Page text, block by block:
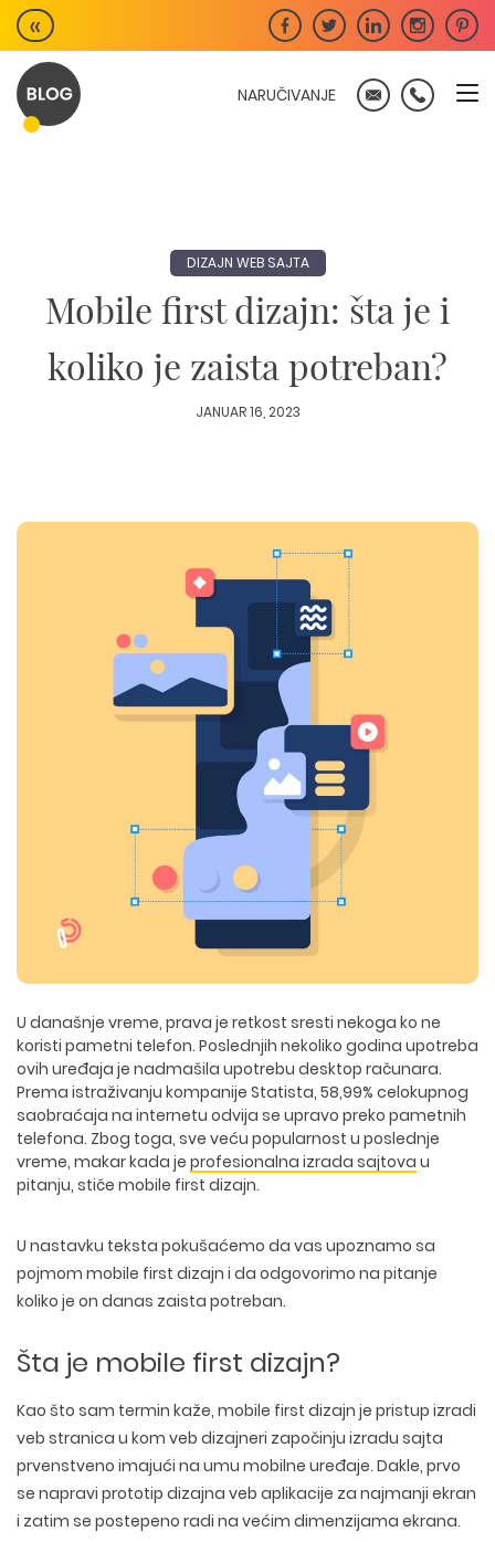
Skip
to
content
«
NARUČIVANJE
DIZAJN WEB SAJTA
Mobile first dizajn: šta je i
koliko je zaista potreban?
JANUAR 16, 2023
U današnje vreme, prava je retkost sresti nekoga ko ne
koristi pametni telefon. Poslednjih nekoliko godina upotreba
ovih uređaja je nadmašila upotrebu desktop računara.
Prema istraživanju kompanije Statista, 58,99% celokupnog
saobraćaja na internetu odvija se upravo preko pametnih
telefona. Zbog toga, sve veću popularnost u poslednje
vreme, makar kada je profesionalna izrada sajtova u
pitanju, stiče mobile first dizajn.
U nastavku teksta pokušaćemo da vas upoznamo sa
pojmom mobile first dizajn i da odgovorimo na pitanje
koliko je on danas zaista potreban.
Šta je mobile first dizajn?
Kao što sam termin kaže, mobile first dizajn je pristup izradi
veb stranica u kom veb dizajneri započinju izradu sajta
prvenstveno imajući na umu mobilne uređaje. Dakle, prvo
se napravi prototip dizajna veb aplikacije za najmanji ekran
i zatim se postepeno radi na većim dimenzijama ekrana.